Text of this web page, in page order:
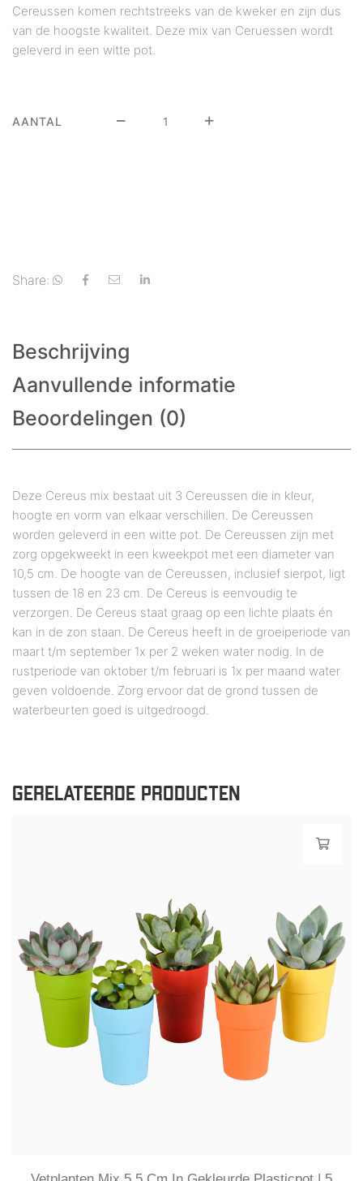
Cereussen komen rechtstreeks van de kweker en zijn dus
van de hoogste kwaliteit. Deze mix van Ceruessen wordt
geleverd in een witte pot.
AANTAL
Share:
Beschrijving
Aanvullende informatie
Beoordelingen (0)
Deze Cereus mix bestaat uit 3 Cereussen die in kleur,
hoogte en vorm van elkaar verschillen. De Cereussen
worden geleverd in een witte pot. De Cereussen zijn met
zorg opgekweekt in een kweekpot met een diameter van
10,5 cm. De hoogte van de Cereussen, inclusief sierpot, ligt
tussen de 18 en 23 cm. De Cereus is eenvoudig te
verzorgen. De Cereus staat graag op een lichte plaats én
kan in de zon staan. De Cereus heeft in de groeiperiode van
maart t/m september 1x per 2 weken water nodig. In de
rustperiode van oktober t/m februari is 1x per maand water
geven voldoende. Zorg ervoor dat de grond tussen de
waterbeurten goed is uitgedroogd.
GERELATEERDE PRODUCTEN